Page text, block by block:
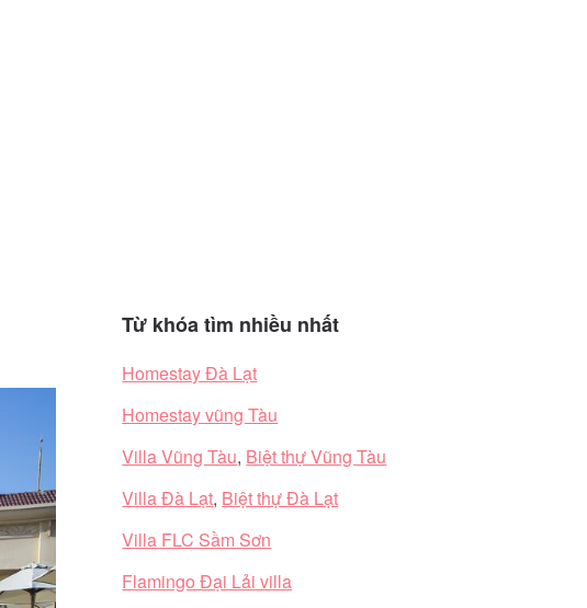
Từ khóa tìm nhiều nhất
Homestay Đà Lạt
Homestay vũng Tàu
Villa Vũng Tàu, Biệt thự Vũng Tàu
Villa Đà Lạt, Biệt thự Đà Lạt
Villa FLC Sầm Sơn
Flamingo Đại Lải villa